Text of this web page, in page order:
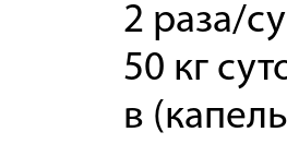
2 раза/
50 кг
в